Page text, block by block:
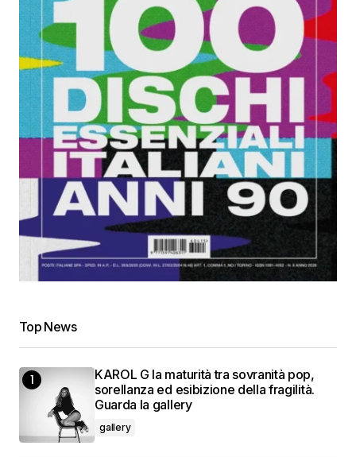
Top News
KAROL G la maturità tra sovranità pop,
sorellanza ed esibizione della fragilità.
Guarda la gallery
gallery